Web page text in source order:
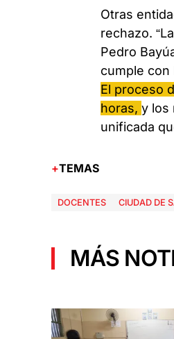
Otras
rechazo.
Pedro
cumple con
El proceso
horas,y los
unificada
TEMAS
DOCENTES CIUDAD DE
MÁS